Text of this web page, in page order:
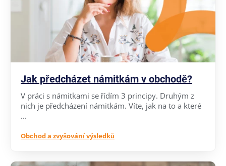
Jak předcházet námitkám v obchodě?
V práci s námitkami se řídím 3 principy. Druhým z
nich je předcházení námitkám. Víte, jak na to a které
...
Obchod a zvyšování výsledků